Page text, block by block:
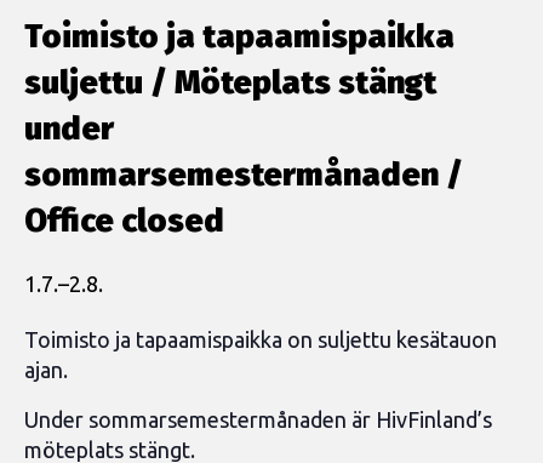
Toimisto ja tapaamispaikka
suljettu / Möteplats stängt
under
sommarsemestermånaden /
Office closed
1.7.–2.8.
Toimisto ja tapaamispaikka on suljettu kesätauon
ajan.
Under sommarsemestermånaden är HivFinland’s
möteplats stängt.